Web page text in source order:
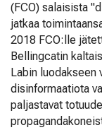
(FCO) salaisista
jatkaa
2018 FCO:lle
Bellingcatin
Labin luodakseen
disinformaatiota
paljastavat